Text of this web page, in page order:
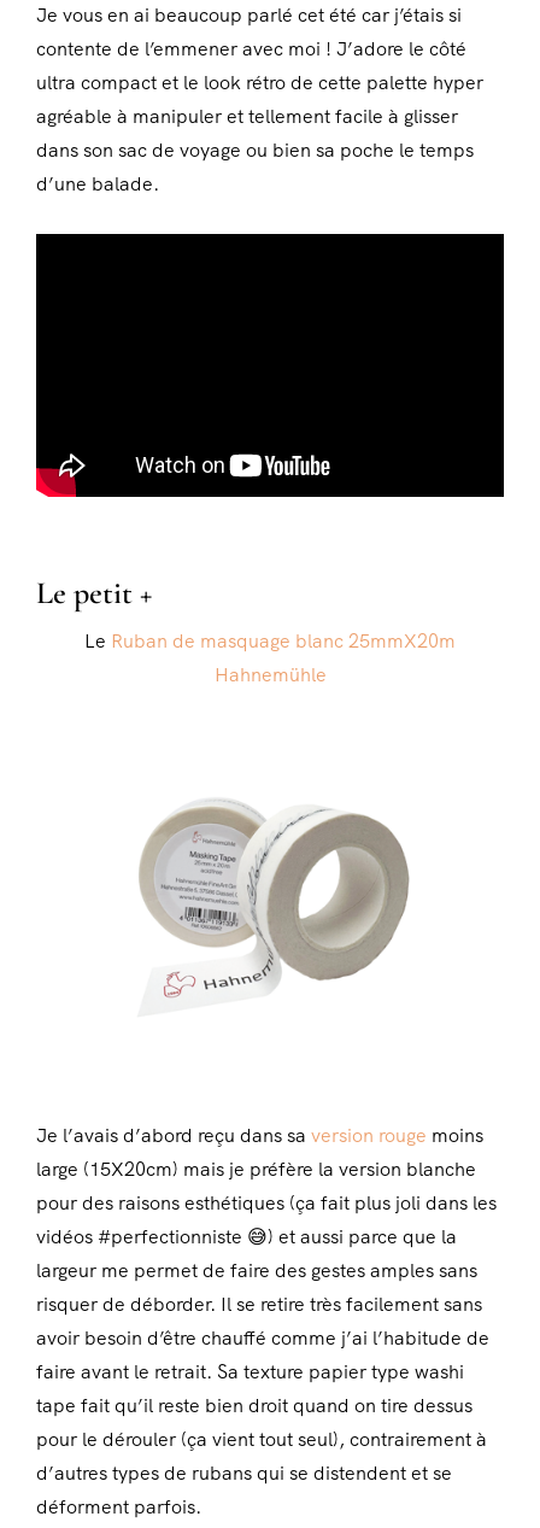
Je vous en ai beaucoup parlé cet été car j’étais si
contente de l’emmener avec moi ! J’adore le côté
ultra compact et le look rétro de cette palette hyper
agréable à manipuler et tellement facile à glisser
dans son sac de voyage ou bien sa poche le temps
d’une balade.
Le petit +
Le Ruban de masquage blanc 25mmX20m
Hahnemühle
Je l’avais d’abord reçu dans sa version rouge moins
large (15X20cm) mais je préfère la version blanche
pour des raisons esthétiques (ça fait plus joli dans les
vidéos #perfectionniste 😅) et aussi parce que la
largeur me permet de faire des gestes amples sans
risquer de déborder. Il se retire très facilement sans
avoir besoin d’être chauffé comme j’ai l’habitude de
faire avant le retrait. Sa texture papier type washi
tape fait qu’il reste bien droit quand on tire dessus
pour le dérouler (ça vient tout seul), contrairement à
d’autres types de rubans qui se distendent et se
déforment parfois.